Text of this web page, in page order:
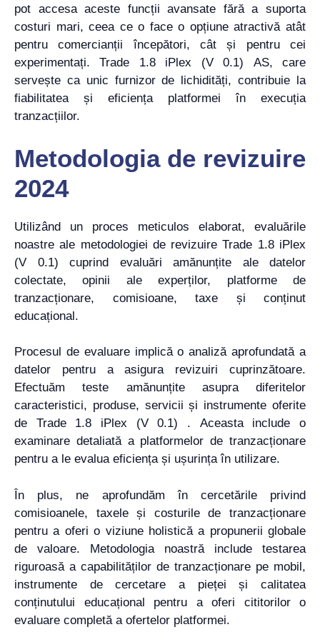
pot accesa aceste funcții avansate fără a suporta
costuri mari, ceea ce o face o opțiune atractivă atât
pentru comercianții începători, cât și pentru cei
experimentați. Trade 1.8 iPlex (V 0.1) AS, care
servește ca unic furnizor de lichidități, contribuie la
fiabilitatea și eficiența platformei în execuția
tranzacțiilor.
Metodologia de revizuire
2024
Utilizând un proces meticulos elaborat, evaluările
noastre ale metodologiei de revizuire Trade 1.8 iPlex
(V 0.1) cuprind evaluări amănunțite ale datelor
colectate, opinii ale experților, platforme de
tranzacționare, comisioane, taxe și conținut
educațional.
Procesul de evaluare implică o analiză aprofundată a
datelor pentru a asigura revizuiri cuprinzătoare.
Efectuăm teste amănunțite asupra diferitelor
caracteristici, produse, servicii și instrumente oferite
de Trade 1.8 iPlex (V 0.1) . Aceasta include o
examinare detaliată a platformelor de tranzacționare
pentru a le evalua eficiența și ușurința în utilizare.
În plus, ne aprofundăm în cercetările privind
comisioanele, taxele și costurile de tranzacționare
pentru a oferi o viziune holistică a propunerii globale
de valoare. Metodologia noastră include testarea
riguroasă a capabilităților de tranzacționare pe mobil,
instrumente de cercetare a pieței și calitatea
conținutului educațional pentru a oferi cititorilor o
evaluare completă a ofertelor platformei.